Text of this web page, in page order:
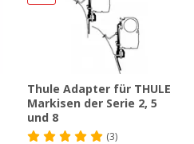
Thule Adapter für THULE
Markisen der Serie 2, 5
und 8
(3)